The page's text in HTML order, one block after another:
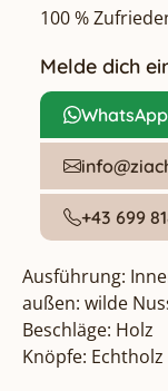
100 %
Melde dich
+43 699
Ausführung:
außen: wilde
Beschläge: Holz
Knöpfe: Echtholz